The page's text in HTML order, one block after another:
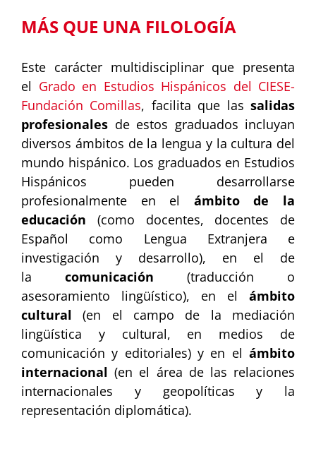
MÁS QUE UNA FILOLOGÍA
Este carácter multidisciplinar que presenta
el Grado en Estudios Hispánicos del CIESE-
Fundación Comillas, facilita que las salidas
profesionales de estos graduados incluyan
diversos ámbitos de la lengua y la cultura del
mundo hispánico. Los graduados en Estudios
Hispánicos pueden desarrollarse
profesionalmente en el ámbito de la
educación (como docentes, docentes de
Español como Lengua Extranjera e
investigación y desarrollo), en el de
la comunicación (traducción o
asesoramiento lingüístico), en el ámbito
cultural(en el campo de la mediación
lingüística y cultural, en medios de
comunicación y editoriales) y en el ámbito
internacional (en el área de las relaciones
internacionales y geopolíticas y la
representación diplomática).